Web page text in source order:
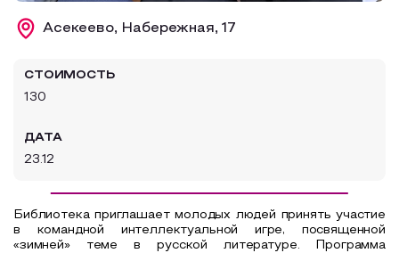
Образовательный туризм
Асекеево, Набережная, 17
СТОИМОСТЬ
130
ДАТА
23.12
Библиотека приглашает молодых людей принять участие
в командной интеллектуальной игре, посвященной
«зимней» теме в русской литературе. Программа